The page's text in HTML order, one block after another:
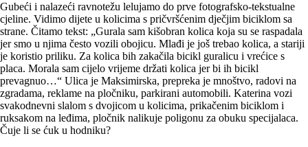
Gubeći i nalazeći ravnotežu lelujamo do prve fotografsko-tekstualne
cjeline. Vidimo dijete u kolicima s pričvršćenim dječjim biciklom sa
strane. Čitamo tekst: „Gurala sam kišobran kolica koja su se raspadala
jer smo u njima često vozili obojicu. Mlađi je još trebao kolica, a stariji
je koristio priliku. Za kolica bih zakačila bicikl guralicu i vrećice s
placa. Morala sam cijelo vrijeme držati kolica jer bi ih bicikl
prevagnuo…“ Ulica je Maksimirska, prepreka je mnoštvo, radovi na
zgradama, reklame na pločniku, parkirani automobili. Katerina vozi
svakodnevni slalom s dvojicom u kolicima, prikačenim biciklom i
ruksakom na leđima, pločnik nalikuje poligonu za obuku specijalaca.
Čuje li se ćuk u hodniku?